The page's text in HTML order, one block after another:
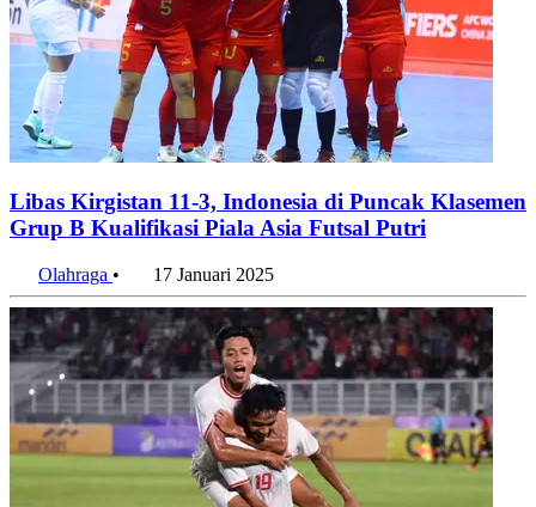
Libas Kirgistan 11-3, Indonesia di Puncak Klasemen
Grup B Kualifikasi Piala Asia Futsal Putri
Olahraga • 17 Januari 2025